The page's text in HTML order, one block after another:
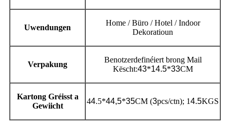
Uwendungen
Home / Büro / Hotel / Indoor
Dekoratioun
Verpakung
Benotzerdefinéiert brong Mail
Këscht:43*14.5*33CM
Kartong Gréisst a
Gewiicht
44.5*44,5*35CM (3pcs/ctn); 14.5KGS